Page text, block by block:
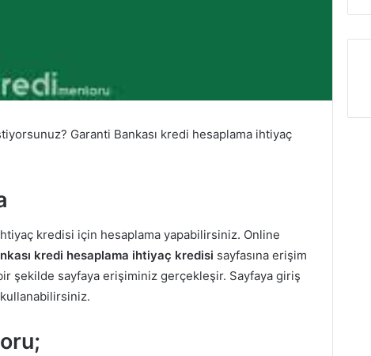
Garanti Bankası kredi hesaplama ihtiyaç
kredisi için hesaplama yapabilirsiniz. Online
kredi hesaplama ihtiyaç kredisi sayfasına erişim
şekilde sayfaya erişiminiz gerçekleşir. Sayfaya giriş